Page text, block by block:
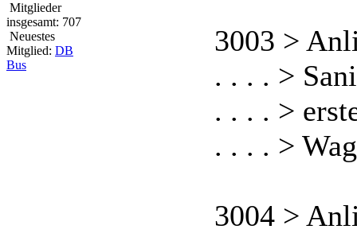
Mitglieder
insgesamt: 707
Neuestes
Mitglied: DB
Bus
3003 >
. . . . >
. . . . >
. . . . >
3004 >